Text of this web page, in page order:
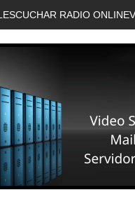
ESCUCHAR RADIO ONLINE